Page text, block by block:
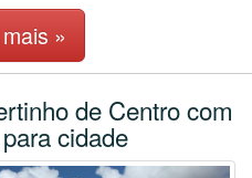
»
de Centro com
cidade